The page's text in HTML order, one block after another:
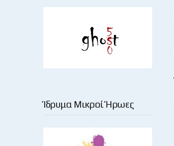
Ίδρυμα Μικροί Ήρωες